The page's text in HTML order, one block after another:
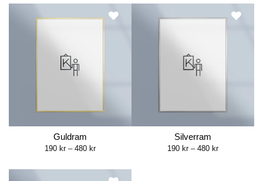
through
499 kr
through
480 kr
Guldram
190 kr – 480 krPrice
through
480 kr
Silverram
190 kr – 480 krPrice